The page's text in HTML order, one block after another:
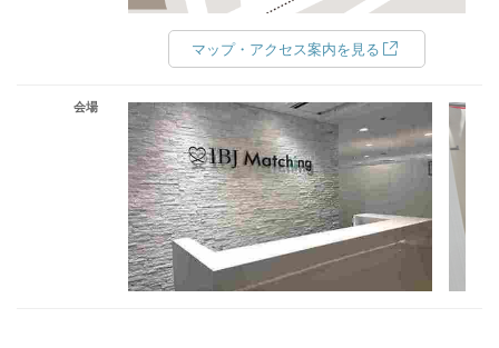
マップ・アクセス案内を見る
会場